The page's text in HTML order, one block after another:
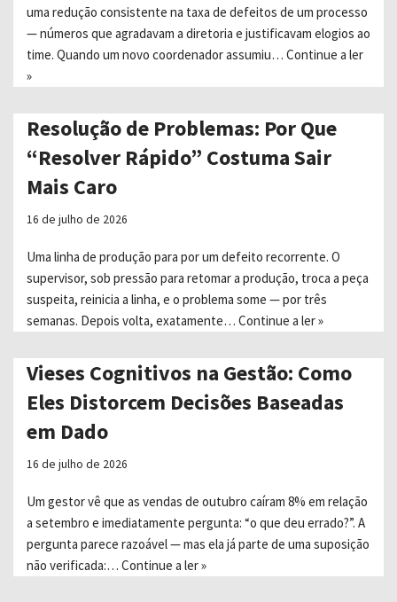
uma redução consistente na taxa de defeitos de um processo
— números que agradavam a diretoria e justificavam elogios ao
time. Quando um novo coordenador assumiu… Continue a ler
»
Resolução de Problemas: Por Que
“Resolver Rápido” Costuma Sair
Mais Caro
16 de julho de 2026
Uma linha de produção para por um defeito recorrente. O
supervisor, sob pressão para retomar a produção, troca a peça
suspeita, reinicia a linha, e o problema some — por três
semanas. Depois volta, exatamente… Continue a ler »
Vieses Cognitivos na Gestão: Como
Eles Distorcem Decisões Baseadas
em Dado
16 de julho de 2026
Um gestor vê que as vendas de outubro caíram 8% em relação
a setembro e imediatamente pergunta: “o que deu errado?”. A
pergunta parece razoável — mas ela já parte de uma suposição
não verificada:… Continue a ler »